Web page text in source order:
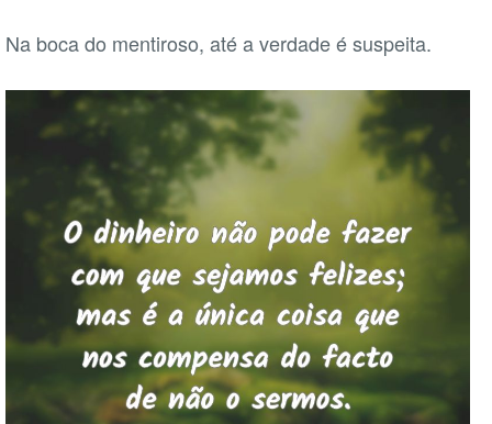
Na boca do mentiroso, até a verdade é suspeita.